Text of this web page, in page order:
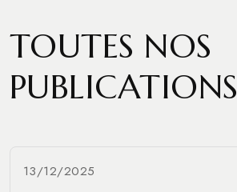
TOUTES NOS
PUBLICATIONS
13/12/2025